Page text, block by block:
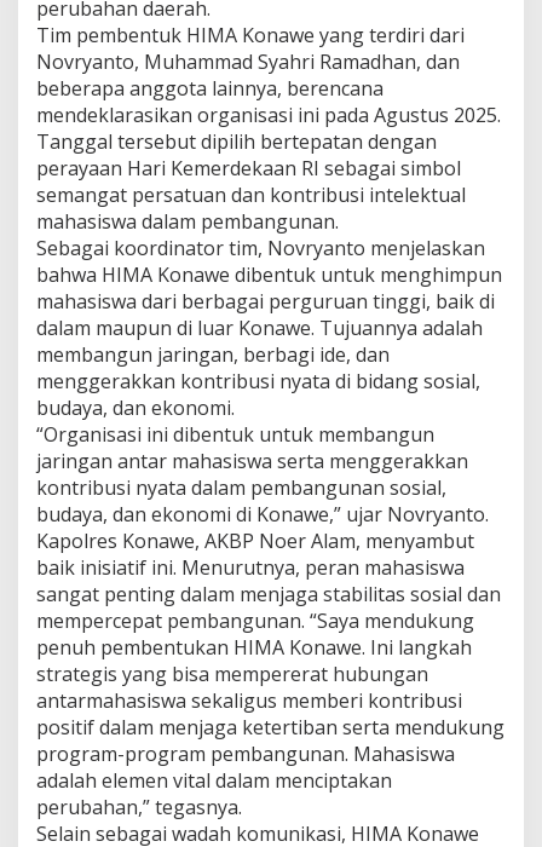
e
s
,
M
a
h
a
s
i
w
a
D
i
h
a
r
a
p
k
a
n
J
a
i
A
g
e
n
P
r
u
b
a
h
a
n
perubahan daerah.
Tim pembentuk HIMA Konawe yang terdiri dari
Novryanto, Muhammad Syahri Ramadhan, dan
beberapa anggota lainnya, berencana
mendeklarasikan organisasi ini pada Agustus 2025.
Tanggal tersebut dipilih bertepatan dengan
perayaan Hari Kemerdekaan RI sebagai simbol
semangat persatuan dan kontribusi intelektual
mahasiswa dalam pembangunan.
Sebagai koordinator tim, Novryanto menjelaskan
bahwa HIMA Konawe dibentuk untuk menghimpun
mahasiswa dari berbagai perguruan tinggi, baik di
dalam maupun di luar Konawe. Tujuannya adalah
membangun jaringan, berbagi ide, dan
menggerakkan kontribusi nyata di bidang sosial,
budaya, dan ekonomi.
“Organisasi ini dibentuk untuk membangun
jaringan antar mahasiswa serta menggerakkan
kontribusi nyata dalam pembangunan sosial,
budaya, dan ekonomi di Konawe,” ujar Novryanto.
Kapolres Konawe, AKBP Noer Alam, menyambut
baik inisiatif ini. Menurutnya, peran mahasiswa
sangat penting dalam menjaga stabilitas sosial dan
mempercepat pembangunan. “Saya mendukung
penuh pembentukan HIMA Konawe. Ini langkah
strategis yang bisa mempererat hubungan
antarmahasiswa sekaligus memberi kontribusi
positif dalam menjaga ketertiban serta mendukung
program-program pembangunan. Mahasiswa
adalah elemen vital dalam menciptakan
perubahan,” tegasnya.
Selain sebagai wadah komunikasi, HIMA Konawe